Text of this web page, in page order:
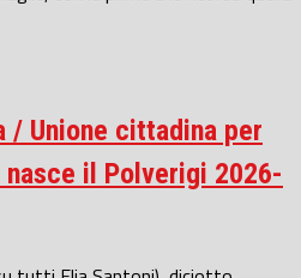
/ Unione cittadina per
il Polverigi 2026-